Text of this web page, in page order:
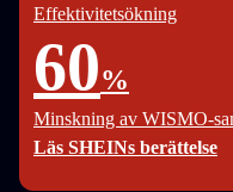
Effektivitetsökning
60%
Minskning av WISMO-
Läs SHEINs berättelse